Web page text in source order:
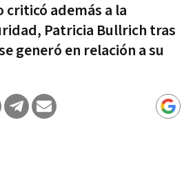
criticó además a la
Patricia Bullrich tras
generó en relación a su